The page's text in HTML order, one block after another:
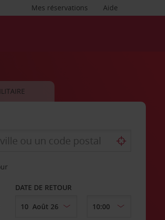
Aide
Mes réservations
DATE DE RETOUR